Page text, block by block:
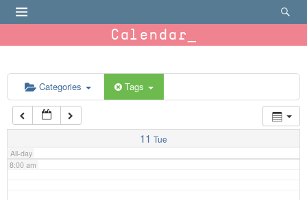
Calendar
Categories Tags
11 Tue
All-day
6:00 am
7:00 am
8:00 am